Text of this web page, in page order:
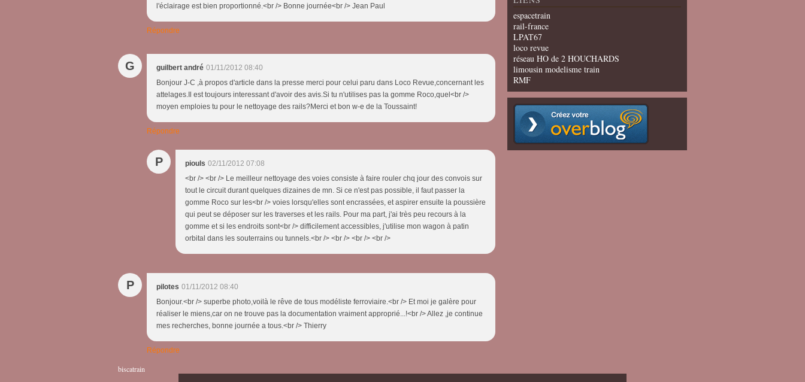
l'éclairage est bien proportionné.<br /> Bonne journée<br /> Jean Paul
Répondre
G guilbert andré 01/11/2012 08:40
Bonjour J-C ,à propos d'article dans la presse merci pour celui paru dans Loco Revue,concernant les
attelages.Il est toujours interessant d'avoir des avis.Si tu n'utilises pas la gomme Roco,quel<br />
moyen emploies tu pour le nettoyage des rails?Merci et bon w-e de la Toussaint!
Répondre
P piouls 02/11/2012 07:08
<br /> <br /> Le meilleur nettoyage des voies consiste à faire rouler chq jour des convois sur
tout le circuit durant quelques dizaines de mn. Si ce n'est pas possible, il faut passer la
gomme Roco sur les<br /> voies lorsqu'elles sont encrassées, et aspirer ensuite la poussière
qui peut se déposer sur les traverses et les rails. Pour ma part, j'ai très peu recours à la
gomme et si les endroits sont<br /> difficilement accessibles, j'utilise mon wagon à patin
orbital dans les souterrains ou tunnels.<br /> <br /> <br /> <br />
P pilotes 01/11/2012 08:40
Bonjour.<br /> superbe photo,voilà le rêve de tous modéliste ferroviaire.<br /> Et moi je galère pour
réaliser le miens,car on ne trouve pas la documentation vraiment approprié...!<br /> Allez ,je continue
mes recherches, bonne journée a tous.<br /> Thierry
Répondre
espacetrain
rail-france
LPAT67
loco revue
réseau HO de 2 HOUCHARDS
limousin modelisme train
RMF
biscatrain